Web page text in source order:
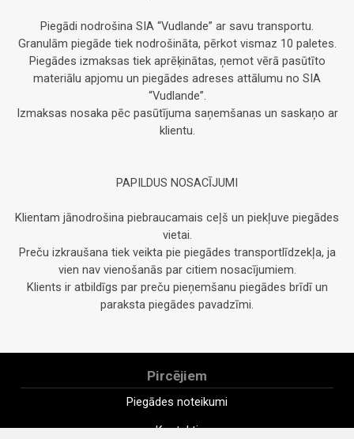
Piegādi nodrošina SIA “Vudlande” ar savu transportu.
Granulām piegāde tiek nodrošināta, pērkot vismaz 10 paletes.
Piegādes izmaksas tiek aprēķinātas, ņemot vērā pasūtīto
materiālu apjomu un piegādes adreses attālumu no SIA
“Vudlande”.
Izmaksas nosaka pēc pasūtījuma saņemšanas un saskaņo ar
klientu.
PAPILDUS NOSACĪJUMI
Klientam jānodrošina piebraucamais ceļš un piekļuve piegādes
vietai.
Preču izkraušana tiek veikta pie piegādes transportlīdzekļa, ja
vien nav vienošanās par citiem nosacījumiem.
Klients ir atbildīgs par preču pieņemšanu piegādes brīdī un
paraksta piegādes pavadzīmi.
Pircējiem
Piegādes noteikumi
Kontakti